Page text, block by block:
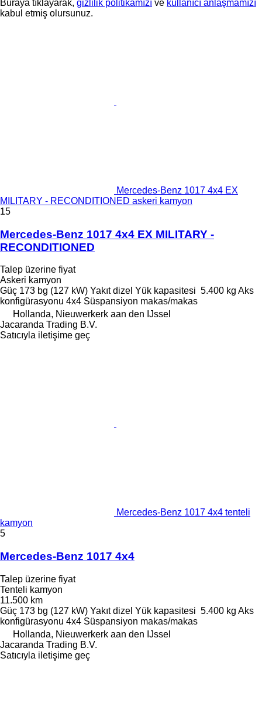
Buraya tıklayarak, gizlilik politikamızı ve kullanıcı anlaşmamızı
kabul etmiş olursunuz.
Mercedes-Benz 1017 4x4 EX
MILITARY - RECONDITIONED askeri kamyon
15
Mercedes-Benz 1017 4x4 EX MILITARY -
RECONDITIONED
Talep üzerine fiyat
Askeri kamyon
Güç 173 bg (127 kW) Yakıt dizel Yük kapasitesi 5.400 kg Aks
konfigürasyonu 4x4 Süspansiyon makas/makas
Hollanda, Nieuwerkerk aan den IJssel
Jacaranda Trading B.V.
Satıcıyla iletişime geç
Mercedes-Benz 1017 4x4 tenteli
kamyon
5
Mercedes-Benz 1017 4x4
Talep üzerine fiyat
Tenteli kamyon
11.500 km
Güç 173 bg (127 kW) Yakıt dizel Yük kapasitesi 5.400 kg Aks
konfigürasyonu 4x4 Süspansiyon makas/makas
Hollanda, Nieuwerkerk aan den IJssel
Jacaranda Trading B.V.
Satıcıyla iletişime geç